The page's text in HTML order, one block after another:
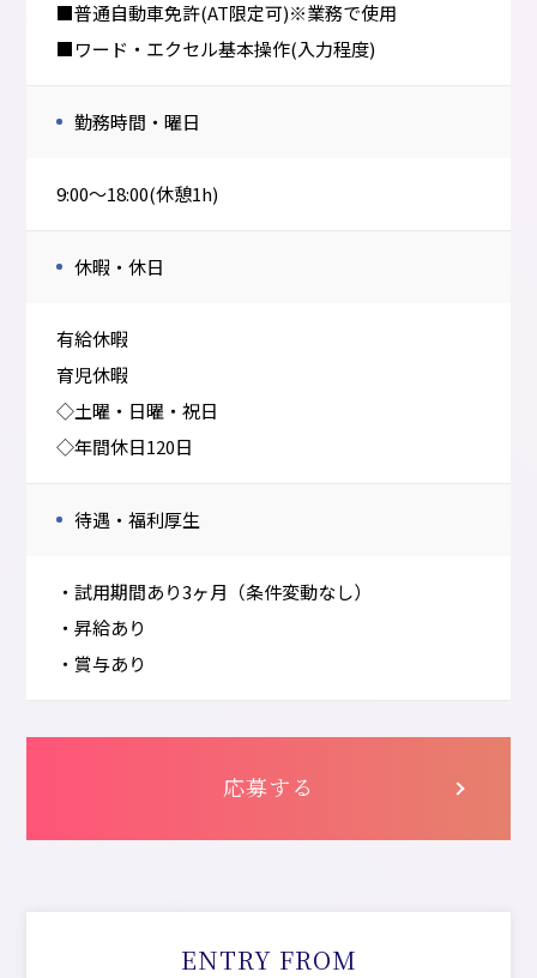
■普通自動車免許(AT限定可)※業務で使用
■ワード・エクセル基本操作(入力程度)
勤務時間・曜日
9:00～18:00(休憩1h)
休暇・休日
有給休暇
育児休暇
◇土曜・日曜・祝日
◇年間休日120日
待遇・福利厚生
・試用期間あり3ヶ月（条件変動なし）
・昇給あり
・賞与あり
応募する
ENTRY FROM